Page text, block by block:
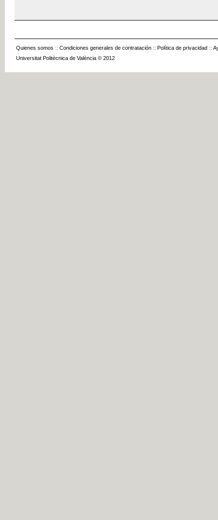
Quienes somos :: Condiciones generales de contratación :: Política de privacidad ::
Universitat Politècnica de València © 2012